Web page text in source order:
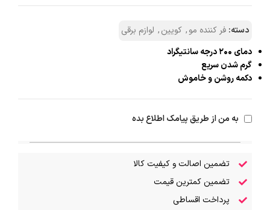
دسته: فر کننده‌ مو, کویین, لوازم برقی
دمای ۲۰۰ درجه سانتیگراد
گرم شدن سریع
دکمه روشن و خاموش
به من از طریق پیامک اطلاع بده
تضمین اصالت و کیفیت کالا
تضمین کمترین قیمت
پرداخت اقساطی